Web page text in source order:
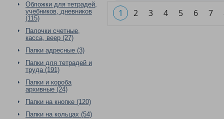
Обложки для тетрадей,
учебников, дневников
(115)
Палочки счетные,
касса, веер (27)
Папки адресные (3)
Папки для тетрадей и
труда (191)
Папки и короба
архивные (24)
Папки на кнопке (120)
Папки на кольцах (54)
1 2 3 4 5 6 7